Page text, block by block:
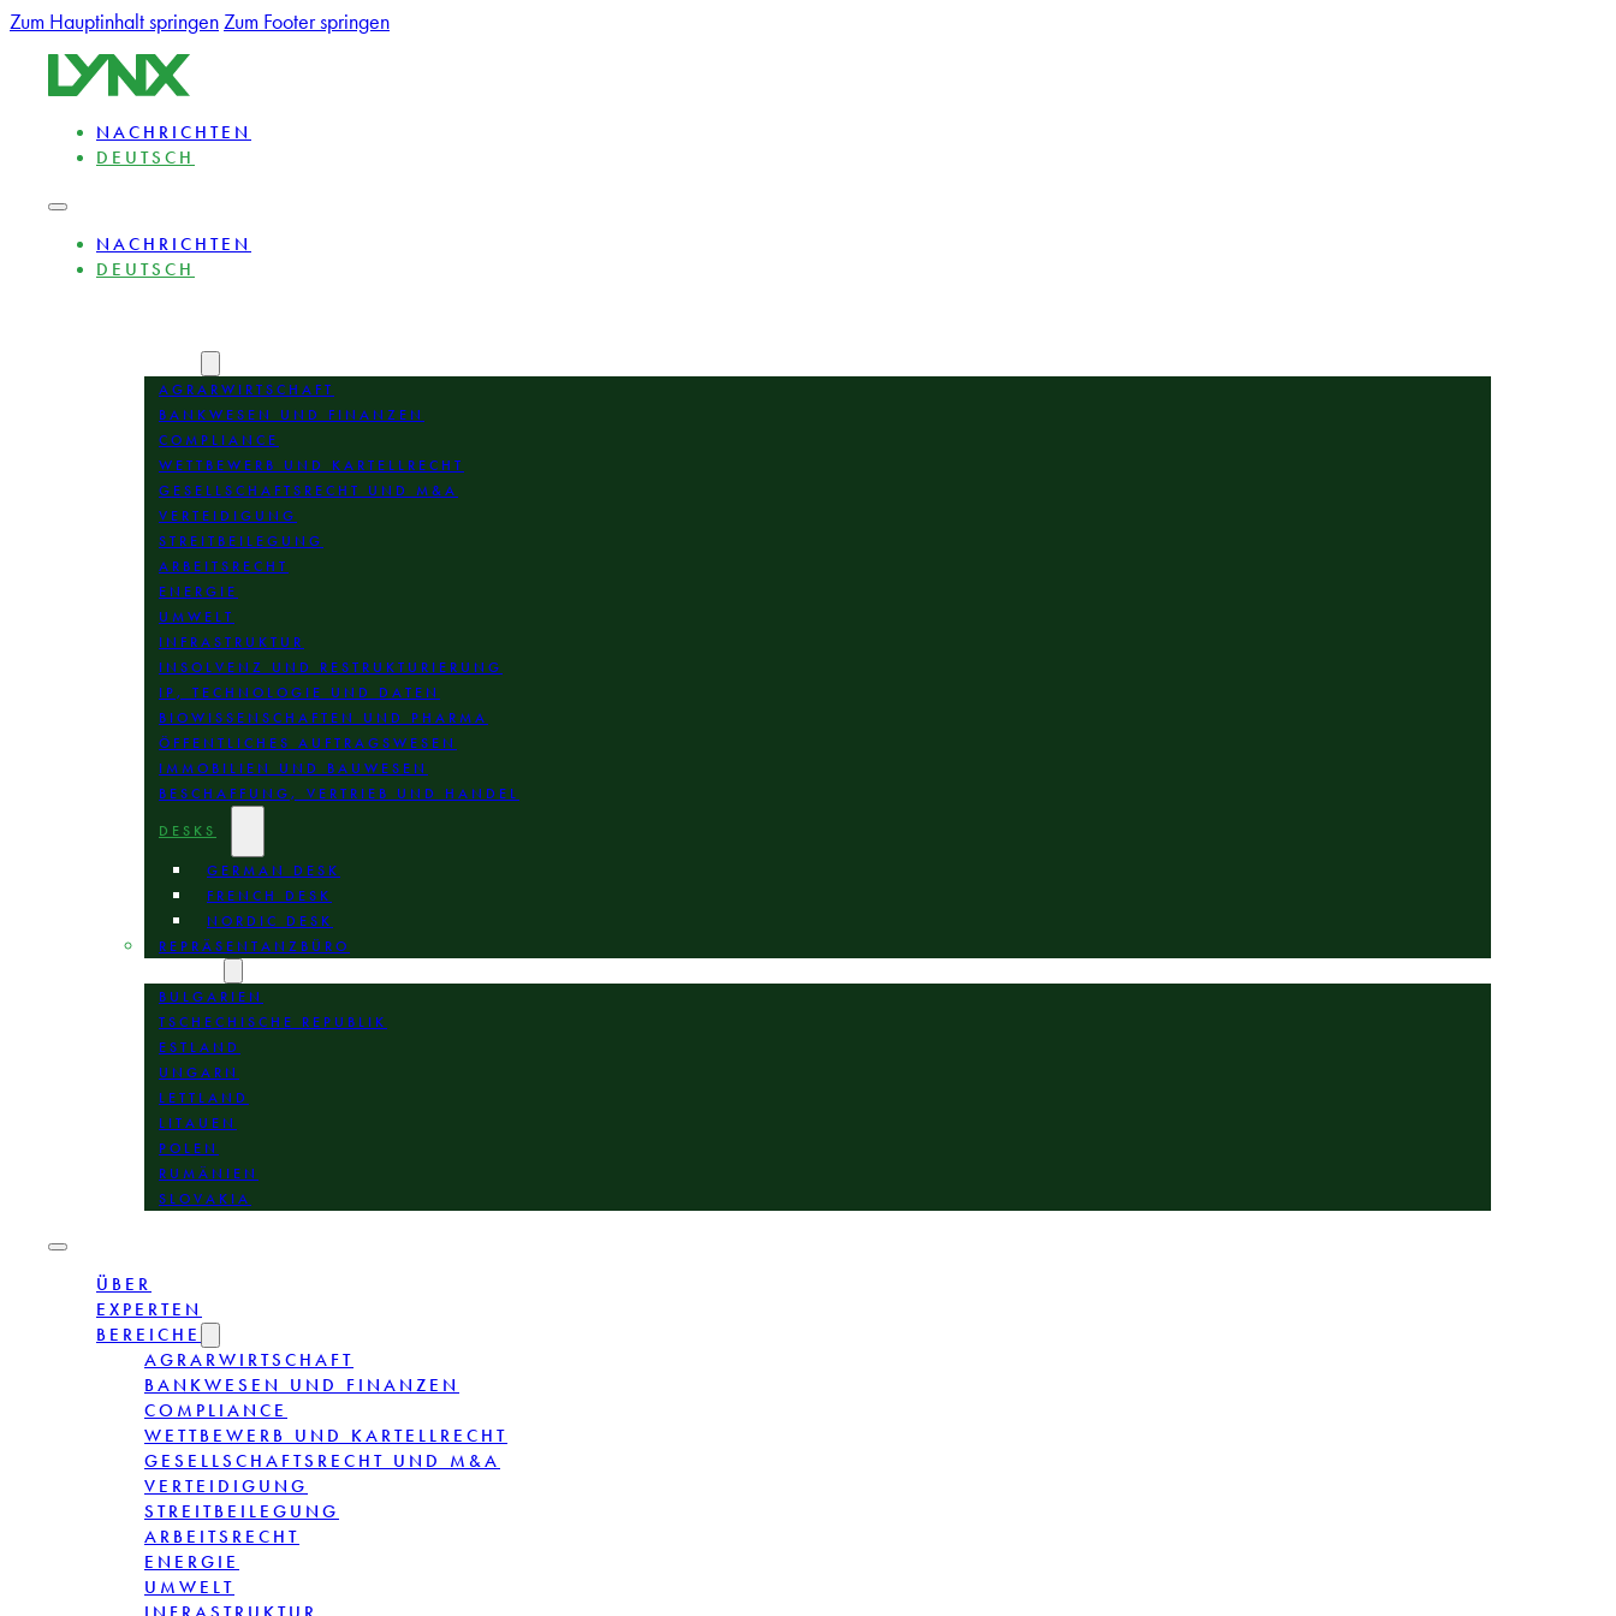
Zum Hauptinhalt springenZum Footer springen
NACHRICHTEN
DEUTSCH
NACHRICHTEN
DEUTSCH
AGRARWIRTSCHAFT
BANKWESEN UND FINANZEN
COMPLIANCE
WETTBEWERB UND KARTELLRECHT
GESELLSCHAFTSRECHT UND M&A
VERTEIDIGUNG
STREITBEILEGUNG
ARBEITSRECHT
ENERGIE
UMWELT
INFRASTRUKTUR
INSOLVENZ UND RESTRUKTURIERUNG
IP, TECHNOLOGIE UND DATEN
BIOWISSENSCHAFTEN UND PHARMA
ÖFFENTLICHES AUFTRAGSWESEN
IMMOBILIEN UND BAUWESEN
BESCHAFFUNG, VERTRIEB UND HANDEL
DESKS
GERMAN DESK
FRENCH DESK
NORDIC DESK
REPRÄSENTANZBÜRO
BULGARIEN
TSCHECHISCHE REPUBLIK
ESTLAND
UNGARN
LETTLAND
LITAUEN
POLEN
RUMÄNIEN
SLOVAKIA
ÜBER
EXPERTEN
BEREICHE
AGRARWIRTSCHAFT
BANKWESEN UND FINANZEN
COMPLIANCE
WETTBEWERB UND KARTELLRECHT
GESELLSCHAFTSRECHT UND M&A
VERTEIDIGUNG
STREITBEILEGUNG
ARBEITSRECHT
ENERGIE
UMWELT